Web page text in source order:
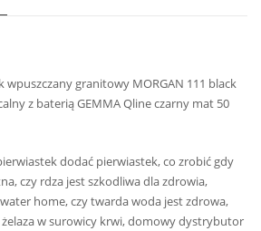
granitowy MORGAN 111 black
z baterią GEMMA Qline czarny mat 50
dodać pierwiastek, co zrobić gdy
czy rdza jest szkodliwa dla zdrowia,
home, czy twarda woda jest zdrowa,
żelaza w surowicy krwi, domowy dystrybutor